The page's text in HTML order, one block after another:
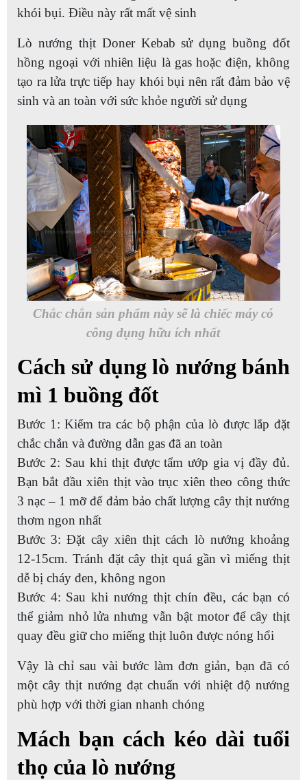
khói bụi. Điều này rất mất vệ sinh
Lò nướng thịt Doner Kebab sử dụng buồng đốt
hồng ngoại với nhiên liệu là gas hoặc điện, không
tạo ra lửa trực tiếp hay khói bụi nên rất đảm bảo vệ
sinh và an toàn với sức khỏe người sử dụng
Chắc chắn sản phẩm này sẽ là chiếc máy có
công dụng hữu ích nhất
Cách sử dụng lò nướng bánh
mì 1 buồng đốt
Bước 1: Kiểm tra các bộ phận của lò được lắp đặt
chắc chắn và đường dẫn gas đã an toàn
Bước 2: Sau khi thịt được tẩm ướp gia vị đầy đủ.
Bạn bắt đầu xiên thịt vào trục xiên theo công thức
3 nạc – 1 mỡ để đảm bảo chất lượng cây thịt nướng
thơm ngon nhất
Bước 3: Đặt cây xiên thịt cách lò nướng khoảng
12-15cm. Tránh đặt cây thịt quá gần vì miếng thịt
dễ bị cháy đen, không ngon
Bước 4: Sau khi nướng thịt chín đều, các bạn có
thể giảm nhỏ lửa nhưng vẫn bật motor để cây thịt
quay đều giữ cho miếng thịt luôn được nóng hổi
Vậy là chỉ sau vài bước làm đơn giản, bạn đã có
một cây thịt nướng đạt chuẩn với nhiệt độ nướng
phù hợp với thời gian nhanh chóng
Mách bạn cách kéo dài tuổi
thọ của lò nướng